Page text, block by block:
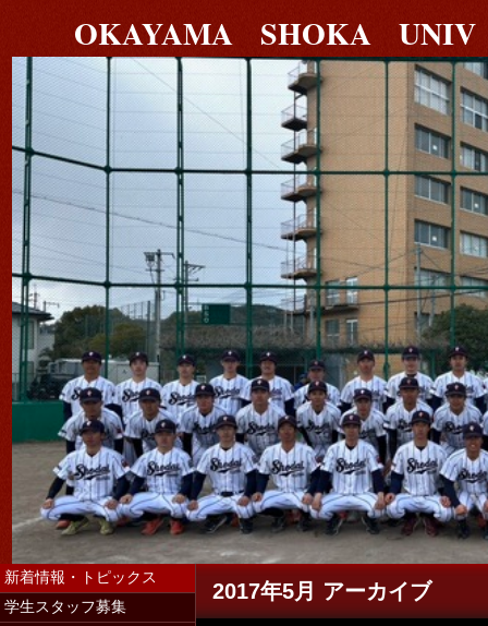
OKAYAMA SHOKA
2017年5月 アーカイブ
新着情報・トピックス
学生スタッフ募集